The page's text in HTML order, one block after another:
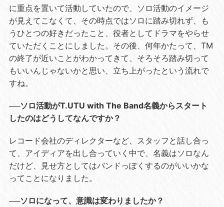
に重点を置いて活動していたので、ソロ活動のイメージ
が見えてこなくて、その時点ではソロに踏み切れず、も
うひとつの好きだったこと、役者としてドラマをやらせ
ていただくことにしました。その後、何年かたって、TM
の終了が近いことがわかってきて、そろそろ踏み切って
もいいんじゃないかと思い、立ち上がったという流れで
すね。
──ソロ活動がT.UTU with The Band名義からスタート
したのはどうしてなんですか？
レコード会社のディレクターなど、スタッフと話し合っ
て、アイディアを出し合っていく中で、名義はソロなん
だけど、見せ方としてはバンドっぽくするのがいいかな
ってことになりました。
──ソロになって、意識は変わりましたか？